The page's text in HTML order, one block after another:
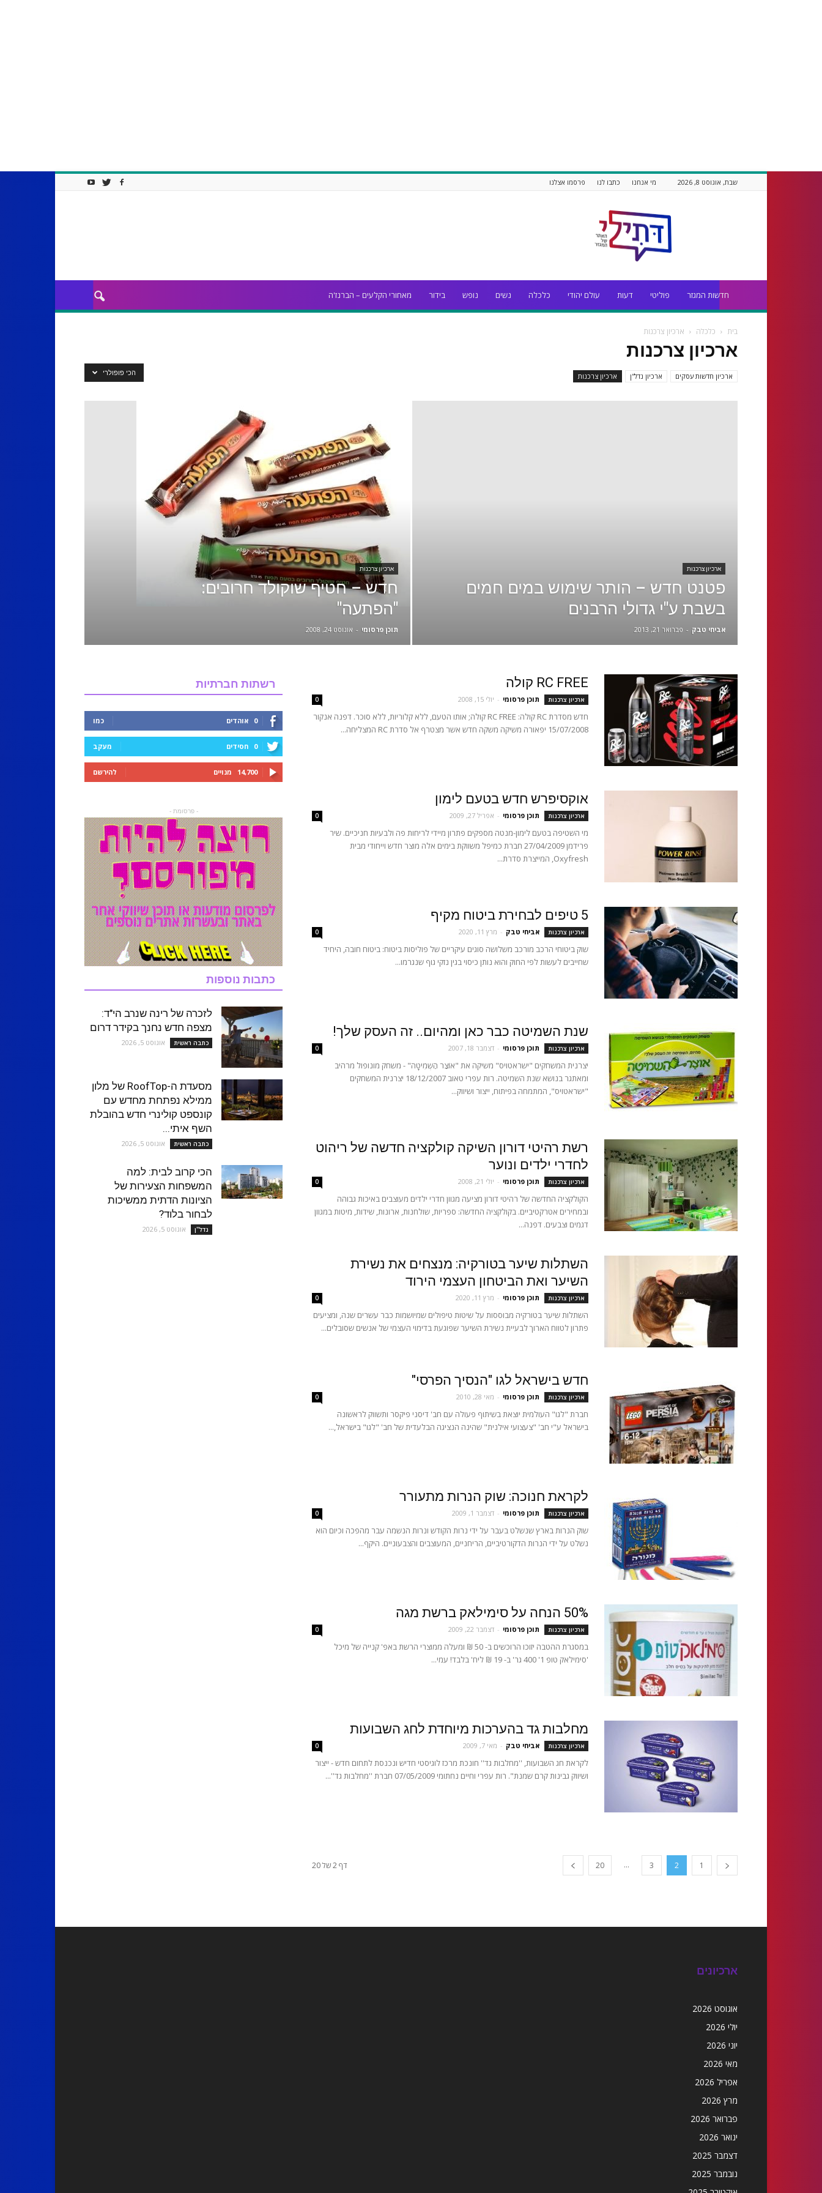
שבת, אוגוסט 8, 2026 מי אנחנו כתבו לנו פרסמו אצלנו
חדשות המגזר פוליטי דעות עולם יהודי כלכלה נשים נופש בידור מאחורי הקלעים – הברנז'ה
בית כלכלה ארכיון צרכנות
ארכיון צרכנות
ארכיון חדשות עסקים ארכיון נדל''ן ארכיון צרכנות הכי פופולרי
ארכיון צרכנות
פטנט חדש – הותר שימוש במים חמים
בשבת ע"י גדולי הרבנים
אביחי טבק - פברואר 21, 2013
ארכיון צרכנות
חדש – חטיף שוקולד חרובים:
"הפתעה"
תוכן פרסומי - אוגוסט 24, 2008
RC FREE קולה
ארכיון צרכנות תוכן פרסומי - יולי 15, 2008 0
חדש מסדרת RC קולה: RC FREE קולה; אותו הטעם, ללא קלוריות, ללא סוכר. דפנה אנקור
15/07/2008 יפאורה משיקה משקה חדש אשר מצטרף אל סדרת RC המצליחה...
אוקסיפרש חדש בטעם לימון
ארכיון צרכנות תוכן פרסומי - אפריל 27, 2009 0
מי השטיפה בטעם לימון-מנטה מספקים פתרון מיידי לריחות פה ולבעיות חניכיים. שיר
פרידמן 27/04/2009 חברת כמיפל משווקת בימים אלה מוצר חדש וייחודי מבית
Oxyfresh, המייצרת סדרת...
5 טיפים לבחירת ביטוח מקיף
ארכיון צרכנות אביחי טבק - מרץ 11, 2020 0
שוק ביטוחי הרכב מורכב משלושה סוגים עיקריים של פוליסות ביטוח: ביטוח חובה, היחיד
שחייבים לעשות לפי החוק והוא נותן כיסוי בגין נזקי גוף שנגרמו...
שנת השמיטה כבר כאן ומהיום.. זה העסק שלך!
ארכיון צרכנות תוכן פרסומי - דצמבר 18, 2007 0
יצרנית המשחקים "ישראטויס" משיקה את "אוֹצַר הַשְמִיטָה" - משחק מונופול מרהיב
ומאתגר בנושא שנת השמיטה. רות עפרי טאוב 18/12/2007 יצרנית המשחקים
"ישראטויס", המתמחה בפיתוח, ייצור ושיווק...
רשת רהיטי דורון השיקה קולקציה חדשה של ריהוט
לחדרי ילדים ונוער
ארכיון צרכנות תוכן פרסומי - יולי 21, 2008 0
הקולקציה החדשה של רהיטי דורון מציעה מגוון חדרי ילדים מעוצבים באיכות גבוהה
ובמחירים אטרקטיביים. בקולקציה החדשה: ספריות, שולחנות, ארונות, שידות, מיטות במגוון
דגמים וצבעים. דפנה...
השתלות שיער בטורקיה: מנצחים את נשירת
השיער ואת הביטחון העצמי הירוד
ארכיון צרכנות תוכן פרסומי - מרץ 11, 2020 0
השתלות שיער בטורקיה מבוססות על שיטות טיפולים שמיושמות כבר עשרים שנה, ומציעים
פתרון לטווח הארוך לבעיית נשירת השיער שפוגעת בדימוי העצמי של אנשים שסובלים...
חדש בישראל לגו "הנסיך הפרסי"
ארכיון צרכנות תוכן פרסומי - מאי 28, 2010 0
חברת "לגו" העולמית יוצאת בשיתוף פעולה עם חב' דיסני פיקסר ותשווק לראשונה
בישראל ע"י חב' "צעצועי אילנית" שהינה הנציגה הבלעדית של חב' "לגו" בישראל,...
לקראת חנוכה: שוק הנרות מתעורר
ארכיון צרכנות תוכן פרסומי - דצמבר 1, 2009 0
שוק הנרות בארץ שנשלט בעבר על ידי נרות הקודש ונרות הנשמה עבר מהפכה וכיום הוא
נשלט על ידי הנרות הדקורטיביים, הריחניים, המעוצבים והצבעוניים. היקף...
50% הנחה על סימילאק ברשת מגה
ארכיון צרכנות תוכן פרסומי - דצמבר 22, 2009 0
במסגרת ההטבה יזוכו הרוכשים ב- 50 ₪ ומעלה ממוצרי הרשת באפ' קנייה של מיכל
'סימילאק טופ 1' 400 גר' ב- 19 ₪ ליח' בלבד! עמי...
מחלבות גד בהערכות מיוחדת לחג השבועות
ארכיון צרכנות אביחי טבק - מאי 7, 2009 0
לקראת חג השבועות, ''מחלבות גד'' חונכת מרכז לוגיסטי חדיש ונכנסת לתחום חדש - ייצור
ושיווק גבינות קרם שמנת". רות עפרי וחיים נחתומי 07/05/2009 חברת ''מחלבות גד''...
1
2
3
...
20 דף 2 של 20
רשתות חברתיות
0 אוהדים כמו
0 חסידים מעקב
14,700 מנויים להירשם
- פרסומת -
כתבות נוספות
לזכרה של רינה שנרב הי"ד:
מצפה חדש נחנך בקידר דרום
כתבה ראשית אוגוסט 5, 2026
מסעדת ה-RoofTop של מלון
ממילא נפתחת מחדש עם
קונספט קולינרי חדש בהובלת
השף איתי...
כתבה ראשית אוגוסט 5, 2026
הכי קרוב לבית: למה
המשפחות הצעירות של
הציונות הדתית ממשיכות
לבחור בלוד?
נדל''ן אוגוסט 5, 2026
ארכיונים
אוגוסט 2026
יולי 2026
יוני 2026
מאי 2026
אפריל 2026
מרץ 2026
פברואר 2026
ינואר 2026
דצמבר 2025
נובמבר 2025